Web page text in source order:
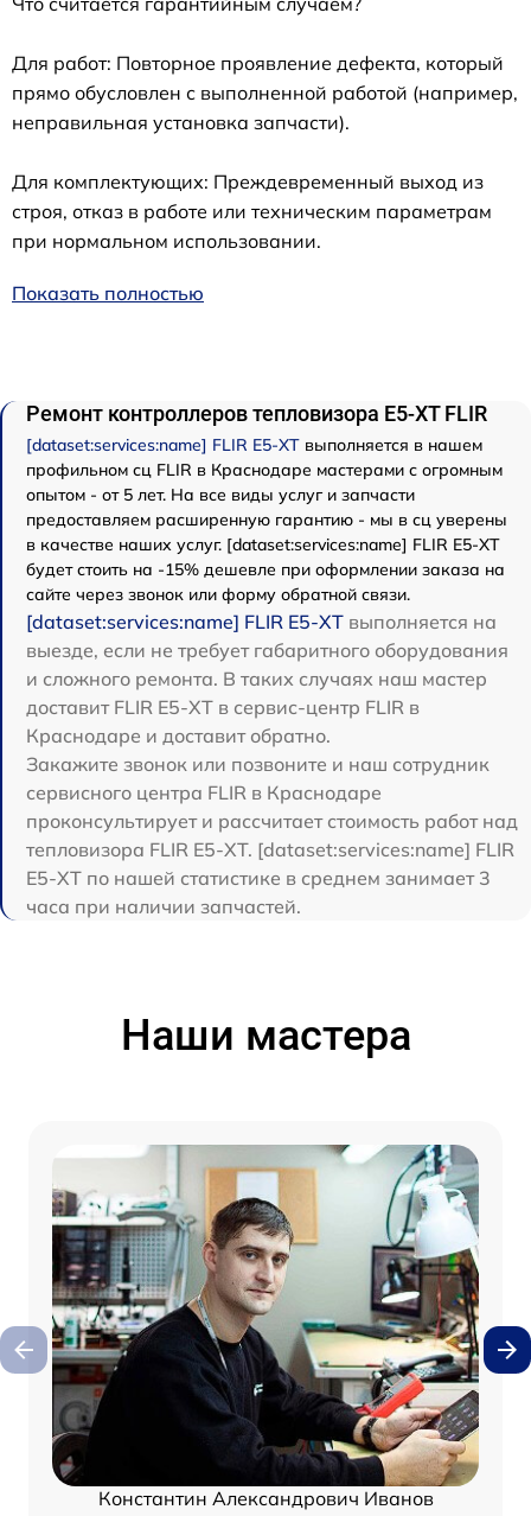
Для работ: Повторное проявление дефекта, который
прямо обусловлен с выполненной работой (например,
неправильная установка запчасти).
Для комплектующих: Преждевременный выход из
строя, отказ в работе или техническим параметрам
при нормальном использовании.
Показать полностью
Ремонт контроллеров тепловизора E5-XT FLIR
[dataset:services:name] FLIR E5-XT выполняется в нашем
профильном сц FLIR в Краснодаре мастерами с огромным
опытом - от 5 лет. На все виды услуг и запчасти
предоставляем расширенную гарантию - мы в сц уверены
в качестве наших услуг. [dataset:services:name] FLIR E5-XT
будет стоить на -15% дешевле при оформлении заказа на
сайте через звонок или форму обратной связи.
[dataset:services:name] FLIR E5-XT выполняется на
выезде, если не требует габаритного оборудования
и сложного ремонта. В таких случаях наш мастер
доставит FLIR E5-XT в сервис-центр FLIR в
Краснодаре и доставит обратно.
Закажите звонок или позвоните и наш сотрудник
сервисного центра FLIR в Краснодаре
проконсультирует и рассчитает стоимость работ над
тепловизора FLIR E5-XT. [dataset:services:name] FLIR
E5-XT по нашей статистике в среднем занимает 3
часа при наличии запчастей.
Наши мастера
Константин Александрович Иванов